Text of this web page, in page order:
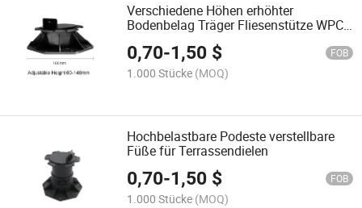
Verschiedene Höhen erhöhter
Bodenbelag Träger Fliesenstütze WPC
Terrassenpodeste
0,70-1,50 $ FOB
1.000 Stücke (MOQ)
Hochbelastbare Podeste verstellbare
Füße für Terrassendielen
0,70-1,50 $ FOB
1.000 Stücke (MOQ)